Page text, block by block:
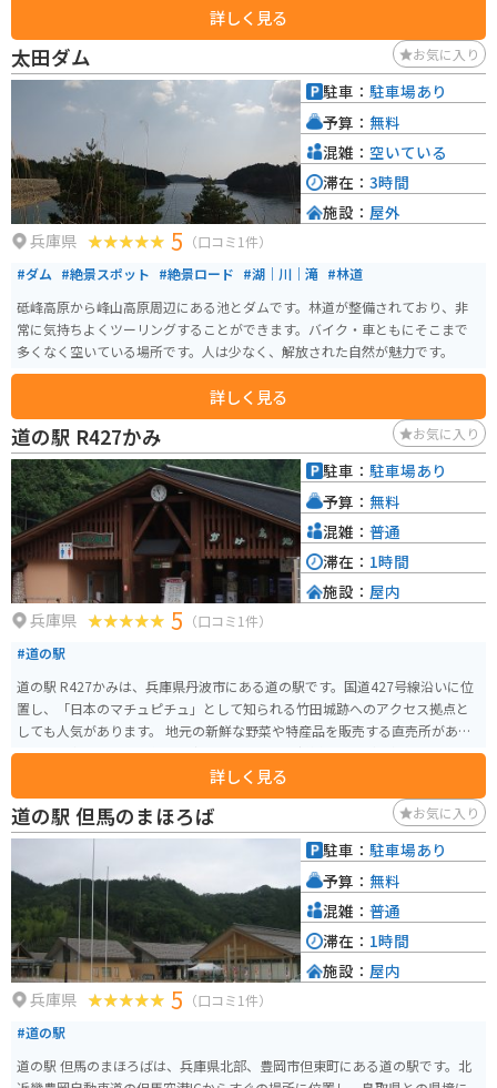
詳しく見る
太田ダム お気に入り
兵庫県 5 （口コミ1件）
#ダム #絶景スポット #絶景ロード #湖｜川｜滝 #林道
砥峰高原から峰山高原周辺にある池とダムです。林道が整備されており、非
常に気持ちよくツーリングすることができます。バイク・車ともにそこまで
多くなく空いている場所です。人は少なく、解放された自然が魅力です。
詳しく見る
駐車： 駐車場あり
予算： 無料
混雑： 空いている
滞在： 3時間
施設： 屋外
道の駅 R427かみ お気に入り
兵庫県 5 （口コミ1件）
#道の駅
道の駅 R427かみは、兵庫県丹波市にある道の駅です。国道427号線沿いに位
置し、「日本のマチュピチュ」として知られる竹田城跡へのアクセス拠点と
しても人気があります。 地元の新鮮な野菜や特産品を販売する直売所があ
り、丹波名物の黒豆を使った商品や、地元産の新鮮な野菜が人気です。レス
トランでは、地元食材を使った料理を楽しむことができ、中でも、猪肉や鹿
肉を使ったジビエ料理はおすすめです。 バイクでのツーリングにも最適な場
所で、道の駅には広い駐車場が完備されています。周辺には、竹田城跡のほ
かにも、立雲峡や円山川など、風光明媚な観光スポットが点在しており、ツ
ーリングの休憩場所としても最適です。 道の駅 R427かみは、地元の美味しい
ものを味わいながら、ゆっくりと休憩できる場所です。
詳しく見る
駐車： 駐車場あり
予算： 無料
混雑： 普通
滞在： 1時間
施設： 屋内
道の駅 但馬のまほろば お気に入り
兵庫県 5 （口コミ1件）
#道の駅
道の駅 但馬のまほろばは、兵庫県北部、豊岡市但東町にある道の駅です。北
駐車： 駐車場あり
予算： 無料
混雑： 普通
滞在： 1時間
施設： 屋内